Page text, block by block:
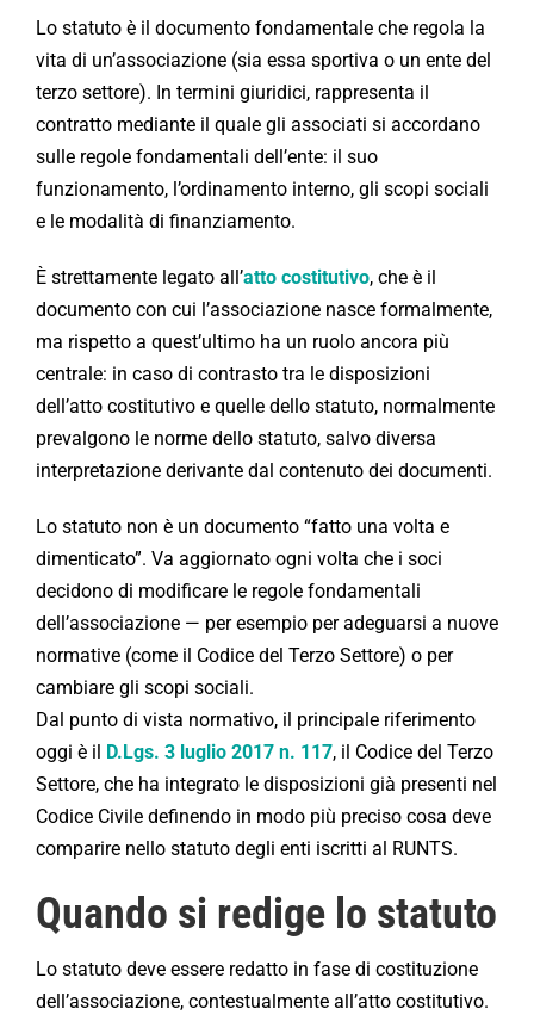
Lo statuto è il documento fondamentale che regola la
vita di un’associazione (sia essa sportiva o un ente del
terzo settore). In termini giuridici, rappresenta il
contratto mediante il quale gli associati si accordano
sulle regole fondamentali dell’ente: il suo
funzionamento, l’ordinamento interno, gli scopi sociali
e le modalità di finanziamento.
È strettamente legato all’atto costitutivo, che è il
documento con cui l’associazione nasce formalmente,
ma rispetto a quest’ultimo ha un ruolo ancora più
centrale: in caso di contrasto tra le disposizioni
dell’atto costitutivo e quelle dello statuto, normalmente
prevalgono le norme dello statuto, salvo diversa
interpretazione derivante dal contenuto dei documenti.
Lo statuto non è un documento “fatto una volta e
dimenticato”. Va aggiornato ogni volta che i soci
decidono di modificare le regole fondamentali
dell’associazione — per esempio per adeguarsi a nuove
normative (come il Codice del Terzo Settore) o per
cambiare gli scopi sociali.
Dal punto di vista normativo, il principale riferimento
oggi è il
D.Lgs. 3 luglio 2017 n. 117, il Codice del Terzo
Settore, che ha integrato le disposizioni già presenti nel
Codice Civile definendo in modo più preciso cosa deve
comparire nello statuto degli enti iscritti al RUNTS.
Quando si redige lo statuto
Lo statuto deve essere redatto in fase di costituzione
dell’associazione, contestualmente all’atto costitutivo.